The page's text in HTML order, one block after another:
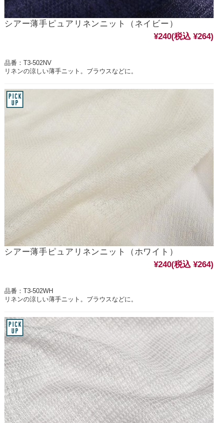
シアー薄手ピュアリネンニット（ネイビー）
¥240(税込 ¥264)
品番：T3-502NV
リネンの涼しい薄手ニット。ブラウスなどに。
シアー薄手ピュアリネンニット（ホワイト）
¥240(税込 ¥264)
品番：T3-502WH
リネンの涼しい薄手ニット。ブラウスなどに。